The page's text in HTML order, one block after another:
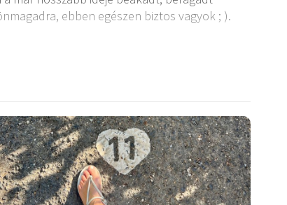
ebben egészen biztos vagyok ; ).